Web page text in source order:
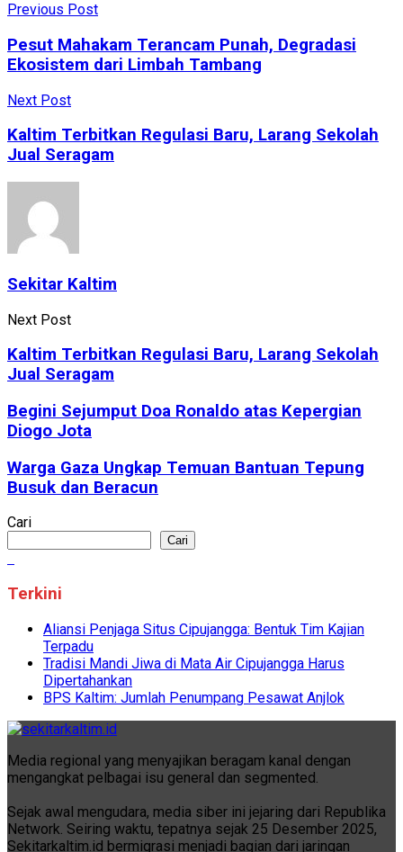
Previous Post
Pesut Mahakam Terancam Punah, Degradasi
Ekosistem dari Limbah Tambang
Next Post
Kaltim Terbitkan Regulasi Baru, Larang Sekolah
Jual Seragam
Sekitar Kaltim
Next Post
Kaltim Terbitkan Regulasi Baru, Larang Sekolah
Jual Seragam
Begini Sejumput Doa Ronaldo atas Kepergian
Diogo Jota
Warga Gaza Ungkap Temuan Bantuan Tepung
Busuk dan Beracun
Cari
Cari
Terkini
Aliansi Penjaga Situs Cipujangga: Bentuk Tim Kajian
Terpadu
Tradisi Mandi Jiwa di Mata Air Cipujangga Harus
Dipertahankan
BPS Kaltim: Jumlah Penumpang Pesawat Anjlok
Media regional yang menyajikan beragam kanal dengan
mengangkat pelbagai isu general dan segmented.
Sejak awal mengudara, media siber ini jejaring dari Republika
Network. Seiring waktu, tepatnya sejak 25 Desember 2025,
Sekitarkaltim.id bermigrasi menjadi bagian dari jaringan